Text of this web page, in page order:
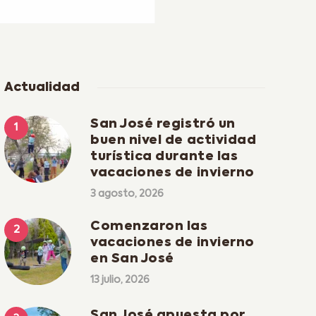
Actualidad
San José registró un
buen nivel de actividad
turística durante las
vacaciones de invierno
3 agosto, 2026
Comenzaron las
vacaciones de invierno
en San José
13 julio, 2026